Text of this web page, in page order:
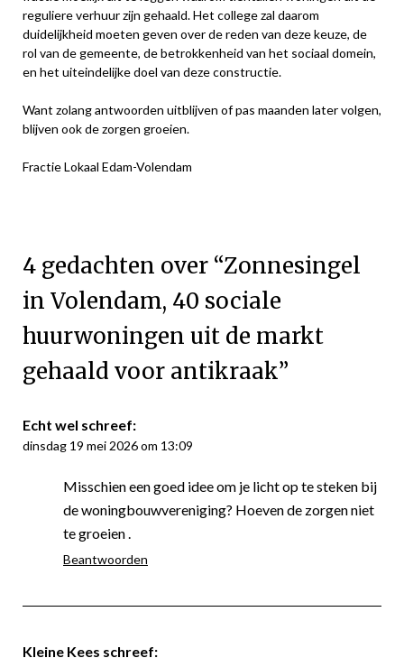
reguliere verhuur zijn gehaald. Het college zal daarom
duidelijkheid moeten geven over de reden van deze keuze, de
rol van de gemeente, de betrokkenheid van het sociaal domein,
en het uiteindelijke doel van deze constructie.
Want zolang antwoorden uitblijven of pas maanden later volgen,
blijven ook de zorgen groeien.
Fractie Lokaal Edam-Volendam
4 gedachten over “Zonnesingel
in Volendam, 40 sociale
huurwoningen uit de markt
gehaald voor antikraak”
Echt wel schreef:
dinsdag 19 mei 2026 om 13:09
Misschien een goed idee om je licht op te steken bij
de woningbouwvereniging? Hoeven de zorgen niet
te groeien .
Beantwoorden
Kleine Kees schreef: